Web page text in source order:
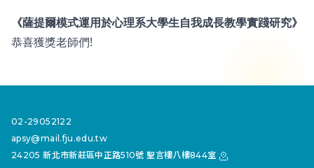
《薩提爾模式運用於心理系大學生自我成長教學實踐研究》
恭喜獲獎老師們!
02-29052122
apsy@mail.fju.edu.tw
24205 新北市新莊區中正路510號 聖言樓八樓844室